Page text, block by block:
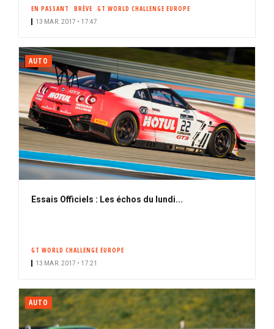
EN PASSANT BRÈVE GT WORLD CHALLENGE EUROPE
13 MAR. 2017 • 17:47
AUTO
Essais Officiels : Les échos du lundi...
GT WORLD CHALLENGE EUROPE
13 MAR. 2017 • 17:21
AUTO